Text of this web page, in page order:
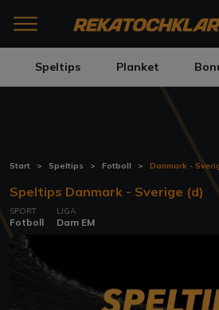
Speltips Planket
Start Speltips Fotboll Danmark -
Speltips Danmark - Sverige (d)
SPORT
Fotboll
LIGA
Dam EM